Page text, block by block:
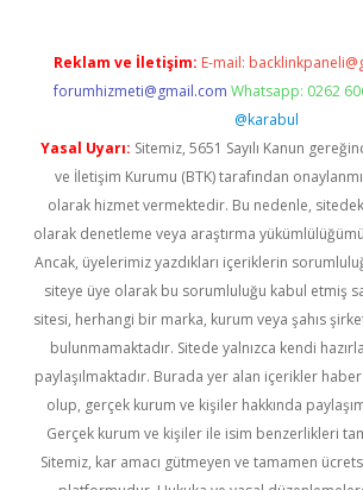
Reklam ve İletişim: E-mail:
forumhizmeti@gmail.com Whatsapp: 0262
@karabul
Yasal Uyarı: Sitemiz, 5651 Sayılı Kanun
ve İletişim Kurumu (BTK) tarafından
olarak hizmet vermektedir. Bu nedenle,
olarak denetleme veya araştırma
Ancak, üyelerimiz yazdıkları içeriklerin
siteye üye olarak bu sorumluluğu kabul etmiş
sitesi, herhangi bir marka, kurum veya şahıs
bulunmamaktadır. Sitede yalnızca kendi
paylaşılmaktadır. Burada yer alan içerikler
olup, gerçek kurum ve kişiler hakkında
Gerçek kurum ve kişiler ile isim benzerlikleri
Sitemiz, kar amacı gütmeyen ve tamamen